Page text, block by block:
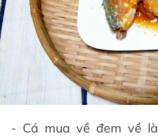
- Cá mua về đem về